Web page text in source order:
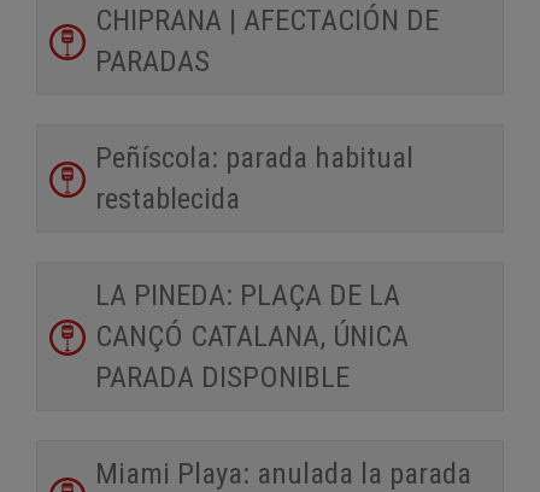
CHIPRANA | AFECTACIÓN DE
PARADAS
Peñíscola: parada habitual
restablecida
LA PINEDA: PLAÇA DE LA
CANÇÓ CATALANA, ÚNICA
PARADA DISPONIBLE
Miami Playa: anulada la parada